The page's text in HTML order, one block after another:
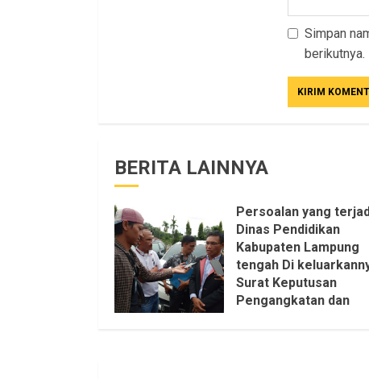
Simpan
berikutnya.
BERITA LAINNYA
Persoalan yang
Dinas Pendidikan
Kabupaten Lampung
tengah Di
Surat Keputusan
Pengangkatan dan